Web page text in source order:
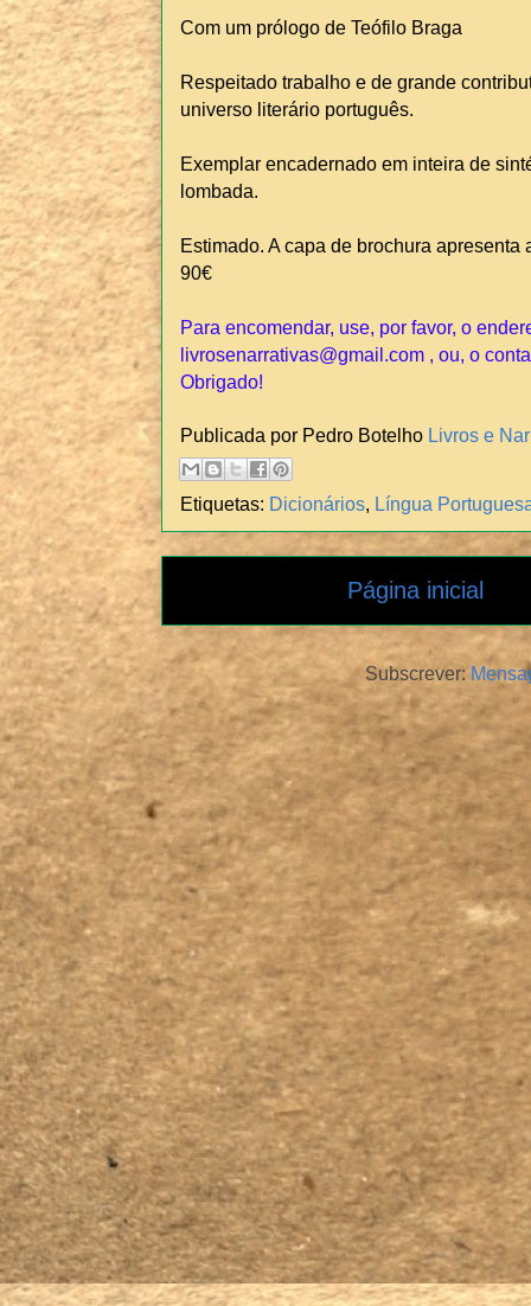
Com um prólogo de Teófilo Braga
Respeitado trabalho e de grande
universo literário português.
Exemplar encadernado em inteira de
lombada.
Estimado. A capa de brochura
90€
Para encomendar, use, por favor, o
livrosenarrativas@gmail.com , ou, o
Obrigado!
Publicada por Pedro Botelho Livros e
Etiquetas: Dicionários, Língua
Página inicial
Subscrever: